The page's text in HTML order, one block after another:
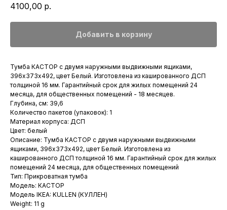
4100,00 р.
Добавить в корзину
Тумба КАСТОР с двумя наружными выдвижными ящиками,
396х373х492, цвет Белый. Изготовлена из кашированного ДСП
толщиной 16 мм. Гарантийный срок для жилых помещений 24
месяца, для общественных помещений - 18 месяцев.
Глубина, см: 39,6
Количество пакетов (упаковок): 1
Материал корпуса: ДСП
Цвет: белый
Описание: Тумба КАСТОР с двумя наружными выдвижными
ящиками, 396х373х492, цвет Белый. Изготовлена из
кашированного ДСП толщиной 16 мм. Гарантийный срок для жилых
помещений 24 месяца, для общественных помещений
Тип: Прикроватная тумба
Модель: КАСТОР
Модель IKEA: KULLEN (КУЛЛЕН)
Weight: 11 g